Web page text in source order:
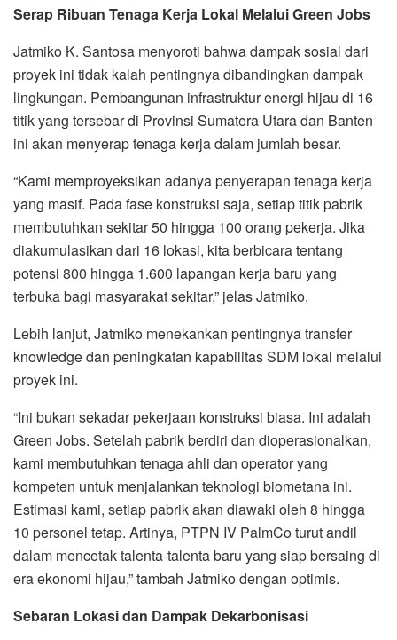
Serap Ribuan Tenaga Kerja Lokal Melalui Green Jobs
Jatmiko K. Santosa menyoroti bahwa dampak sosial dari
proyek ini tidak kalah pentingnya dibandingkan dampak
lingkungan. Pembangunan infrastruktur energi hijau di 16
titik yang tersebar di Provinsi Sumatera Utara dan Banten
ini akan menyerap tenaga kerja dalam jumlah besar.
“Kami memproyeksikan adanya penyerapan tenaga kerja
yang masif. Pada fase konstruksi saja, setiap titik pabrik
membutuhkan sekitar 50 hingga 100 orang pekerja. Jika
diakumulasikan dari 16 lokasi, kita berbicara tentang
potensi 800 hingga 1.600 lapangan kerja baru yang
terbuka bagi masyarakat sekitar,” jelas Jatmiko.
Lebih lanjut, Jatmiko menekankan pentingnya transfer
knowledge dan peningkatan kapabilitas SDM lokal melalui
proyek ini.
“Ini bukan sekadar pekerjaan konstruksi biasa. Ini adalah
Green Jobs. Setelah pabrik berdiri dan dioperasionalkan,
kami membutuhkan tenaga ahli dan operator yang
kompeten untuk menjalankan teknologi biometana ini.
Estimasi kami, setiap pabrik akan diawaki oleh 8 hingga
10 personel tetap. Artinya, PTPN IV PalmCo turut andil
dalam mencetak talenta-talenta baru yang siap bersaing di
era ekonomi hijau,” tambah Jatmiko dengan optimis.
Sebaran Lokasi dan Dampak Dekarbonisasi